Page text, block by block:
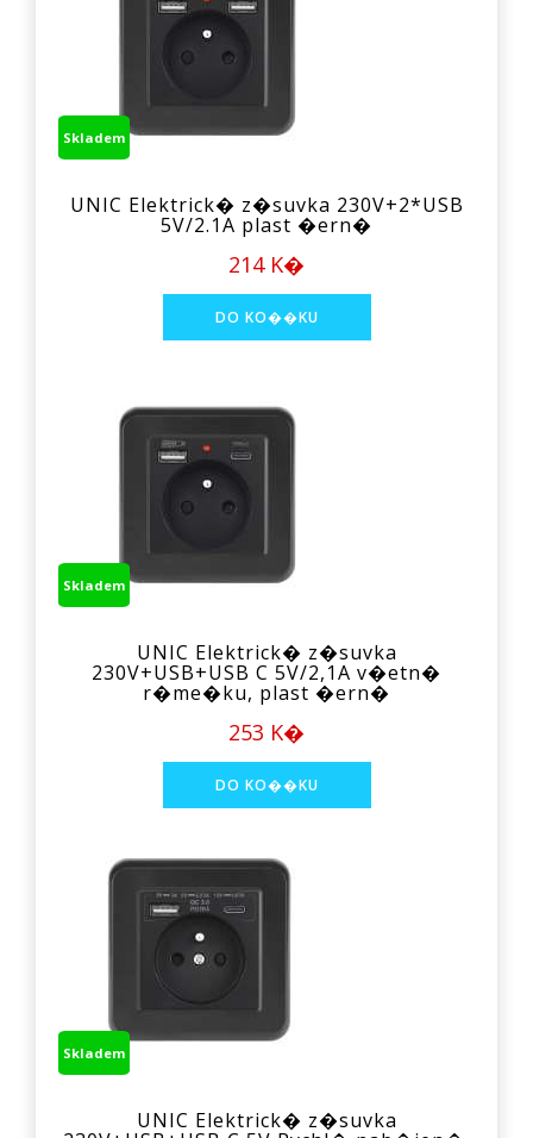
Skladem
UNIC Elektrick� z�suvka 230V+2*USB
5V/2.1A plast �ern�
214 K�
Skladem
UNIC Elektrick� z�suvka
230V+USB+USB C 5V/2,1A v�etn�
r�me�ku, plast �ern�
253 K�
Skladem
UNIC Elektrick� z�suvka